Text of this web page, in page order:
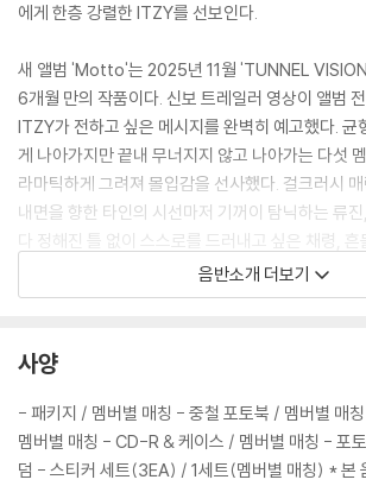
에게 한층 강렬한 ITZY를 선보인다.
새 앨범 'Motto'는 2025년 11월 'TUNNEL
6개월 만의 작품이다. 신보 트레일러 영상이 앨범
ITZY가 전하고 싶은 메시지를 완벽히 예고했다. 균
게 나아가지만 끝내 무너지지 않고 나아가는 다섯
라마틱하게 그려져 몰입감을 선사했다. 걸크러시
내면을 향한 타인의 시선마저 기꺼이 탐닉하는 류
다 정해진 틀 없이 스스로를 드러내고 싶은 채령,
각을 믿으며 나아가는 유나, 감정을 그대로 내보이
지키는 리아, 어떤 순간에도 자기 자신을 믿으며 끝
켰다. 이번 트레일러는 리전드필름 윤승림 감독이
와 호흡을 맞췄다. 감각적 미학을 입힌 모든 신이 정
을 모았다.
음반소개 더보기
사양
- 패키지 / 멤버별 매칭 - 중철 포토북 / 멤버별 매
멤버별 매칭 - CD-R & 케이스 / 멤버별 매칭 - 포
덤 - 스티커 세트(3EA) / 1세트(멤버별 매칭) * 본